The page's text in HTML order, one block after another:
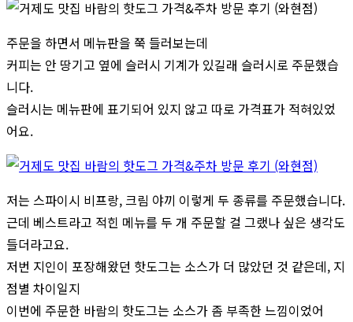
주문을 하면서 메뉴판을 쭉 들러보는데
커피는 안 땅기고 옆에 슬러시 기계가 있길래 슬러시로 주문했습
니다.
슬러시는 메뉴판에 표기되어 있지 않고 따로 가격표가 적혀있었
어요.
저는 스파이시 비프랑, 크림 야끼 이렇게 두 종류를 주문했습니다.
근데 베스트라고 적힌 메뉴를 두 개 주문할 걸 그랬나 싶은 생각도
들더라고요.
저번 지인이 포장해왔던 핫도그는 소스가 더 많았던 것 같은데, 지
점별 차이일지
이번에 주문한 바람의 핫도그는 소스가 좀 부족한 느낌이었어